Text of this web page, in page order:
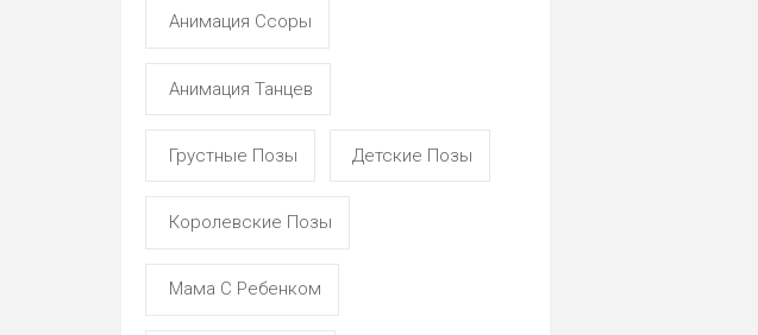
Анимация Ссоры
Анимация Танцев
Грустные Позы Детские Позы
Королевские Позы
Мама С Ребенком